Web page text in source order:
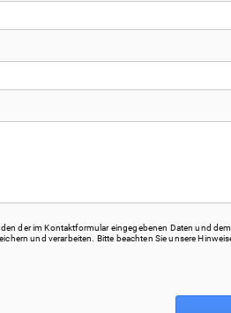
der im Kontaktformular eingegebenen Daten und
und verarbeiten. Bitte beachten Sie unsere